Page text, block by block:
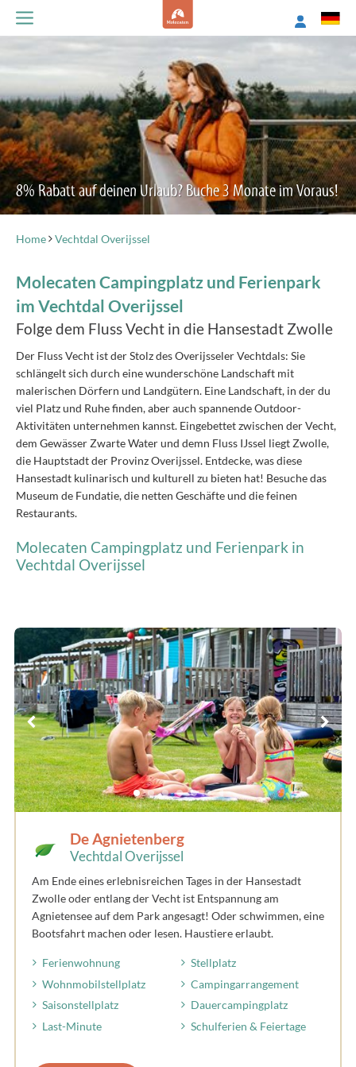
8% Rabatt auf deinen Urlaub? Buche 3 Monate im Voraus!
Home Vechtdal Overijssel
Molecaten Campingplatz und Ferienpark
im Vechtdal Overijssel
Folge dem Fluss Vecht in die Hansestadt Zwolle
Der Fluss Vecht ist der Stolz des Overijsseler Vechtdals: Sie
schlängelt sich durch eine wunderschöne Landschaft mit
malerischen Dörfern und Landgütern. Eine Landschaft, in der du
viel Platz und Ruhe finden, aber auch spannende Outdoor-
Aktivitäten unternehmen kannst. Eingebettet zwischen der Vecht,
dem Gewässer Zwarte Water und demn Fluss IJssel liegt Zwolle,
die Hauptstadt der Provinz Overijssel. Entdecke, was diese
Hansestadt kulinarisch und kulturell zu bieten hat! Besuche das
Museum de Fundatie, die netten Geschäfte und die feinen
Restaurants.
Molecaten Campingplatz und Ferienpark in
Vechtdal Overijssel
De Agnietenberg
Vechtdal Overijssel
Am Ende eines erlebnisreichen Tages in der Hansestadt
Zwolle oder entlang der Vecht ist Entspannung am
Agnietensee auf dem Park angesagt! Oder schwimmen, eine
Bootsfahrt machen oder lesen. Haustiere erlaubt.
Ferienwohnung
Stellplatz
Wohnmobilstellplatz
Campingarrangement
Saisonstellplatz
Dauercampingplatz
Last-Minute
Schulferien & Feiertage